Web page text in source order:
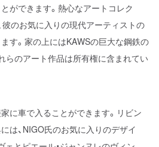
ができます。熱心なアートコレク
彼のお気に入りの現代アーティストの
す。家の上にはKAWSの巨大な鋼鉄の
らのアート作品は所有権に含まれてい
に車で入ることができます。リビン
は、NIGO氏のお気に入りのデザイ